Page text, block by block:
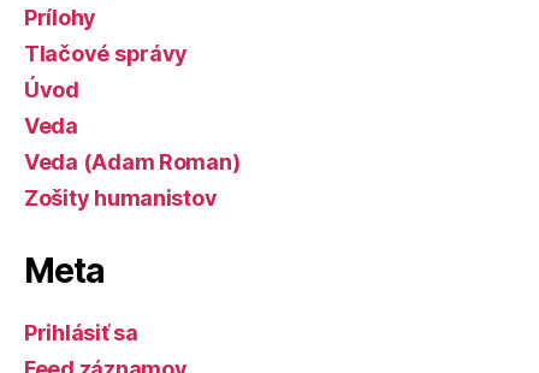
Prílohy
Tlačové správy
Úvod
Veda
Veda (Adam Roman)
Zošity humanistov
Meta
Prihlásiť sa